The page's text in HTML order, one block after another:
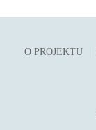
O PROJEKTU